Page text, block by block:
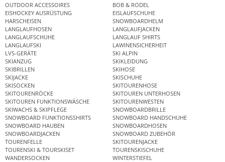
OUTDOOR ACCESSOIRES
BOB & RODEL
EISHOCKEY AUSRÜSTUNG
EISLAUFSCHUHE
HARSCHEISEN
SNOWBOARDHELM
LANGLAUFHOSEN
LANGLAUFJACKEN
LANGLAUFSCHUHE
LANGLAUF SHIRTS
LANGLAUFSKI
LAWINENSICHERHEIT
LVS-GERÄTE
SKI ALPIN
SKIANZUG
SKIKLEIDUNG
SKIBRILLEN
SKIHOSE
SKIJACKE
SKISCHUHE
SKISOCKEN
SKITOURENHOSE
SKITOURENRÖCKE
SKITOUREN UNTERHOSEN
SKITOUREN FUNKTIONSWÄSCHE
SKITOURENWESTEN
SKIWACHS & SKIPFLEGE
SNOWBOARDBRILLE
SNOWBOARD FUNKTIONSSHIRTS
SNOWBOARD HANDSCHUHE
SNOWBOARD HAUBEN
SNOWBOARDHOSEN
SNOWBOARDJACKEN
SNOWBOARD ZUBEHÖR
TOURENFELLE
SKITOURENJACKE
TOURENSKI & TOURSKISET
TOURENSKISCHUHE
WANDERSOCKEN
WINTERSTIEFEL